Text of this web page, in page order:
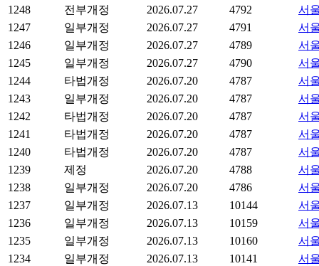
1248
전부개정 2026.07.27 4792
서
1247
일부개정 2026.07.27 4791
서
1246
일부개정 2026.07.27 4789
서
1245
일부개정 2026.07.27 4790
서
1244
타법개정 2026.07.20 4787
서
1243
일부개정 2026.07.20 4787
서
1242
타법개정 2026.07.20 4787
서
1241
타법개정 2026.07.20 4787
서
1240
타법개정 2026.07.20 4787
서
1239
제정 2026.07.20 4788
서
1238
일부개정 2026.07.20 4786
서
1237
일부개정 2026.07.13 10144
서
1236
일부개정 2026.07.13 10159
서
1235
일부개정 2026.07.13 10160
서
1234
일부개정 2026.07.13 10141
서